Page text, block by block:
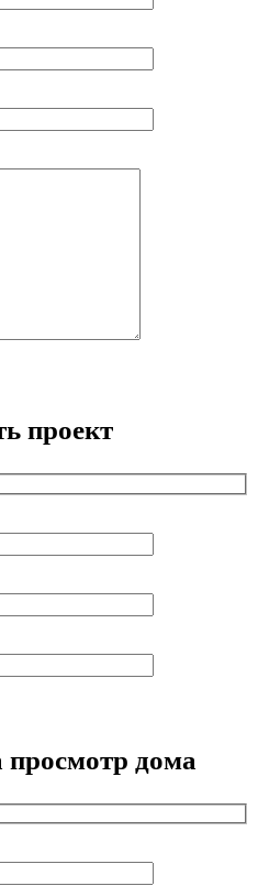
проект
просмотр дома